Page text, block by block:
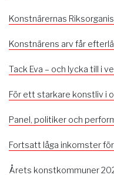
Konstnärernas
Konstnärens arv får
Tack Eva – och lycka till i
För ett starkare konstliv i
Panel, politiker och
Fortsatt låga inkomster
Årets konstkommuner